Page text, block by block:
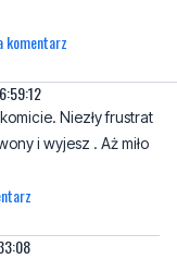
komentarz
Niezły frustrat
i wyjesz . Aż miło